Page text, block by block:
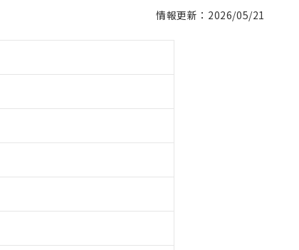
情報更新：2026/05/21